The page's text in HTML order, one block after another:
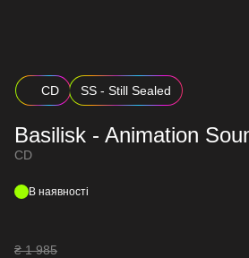
CD SS - Still Sealed
Basilisk - Animation
CD
В наявності
₴1 985